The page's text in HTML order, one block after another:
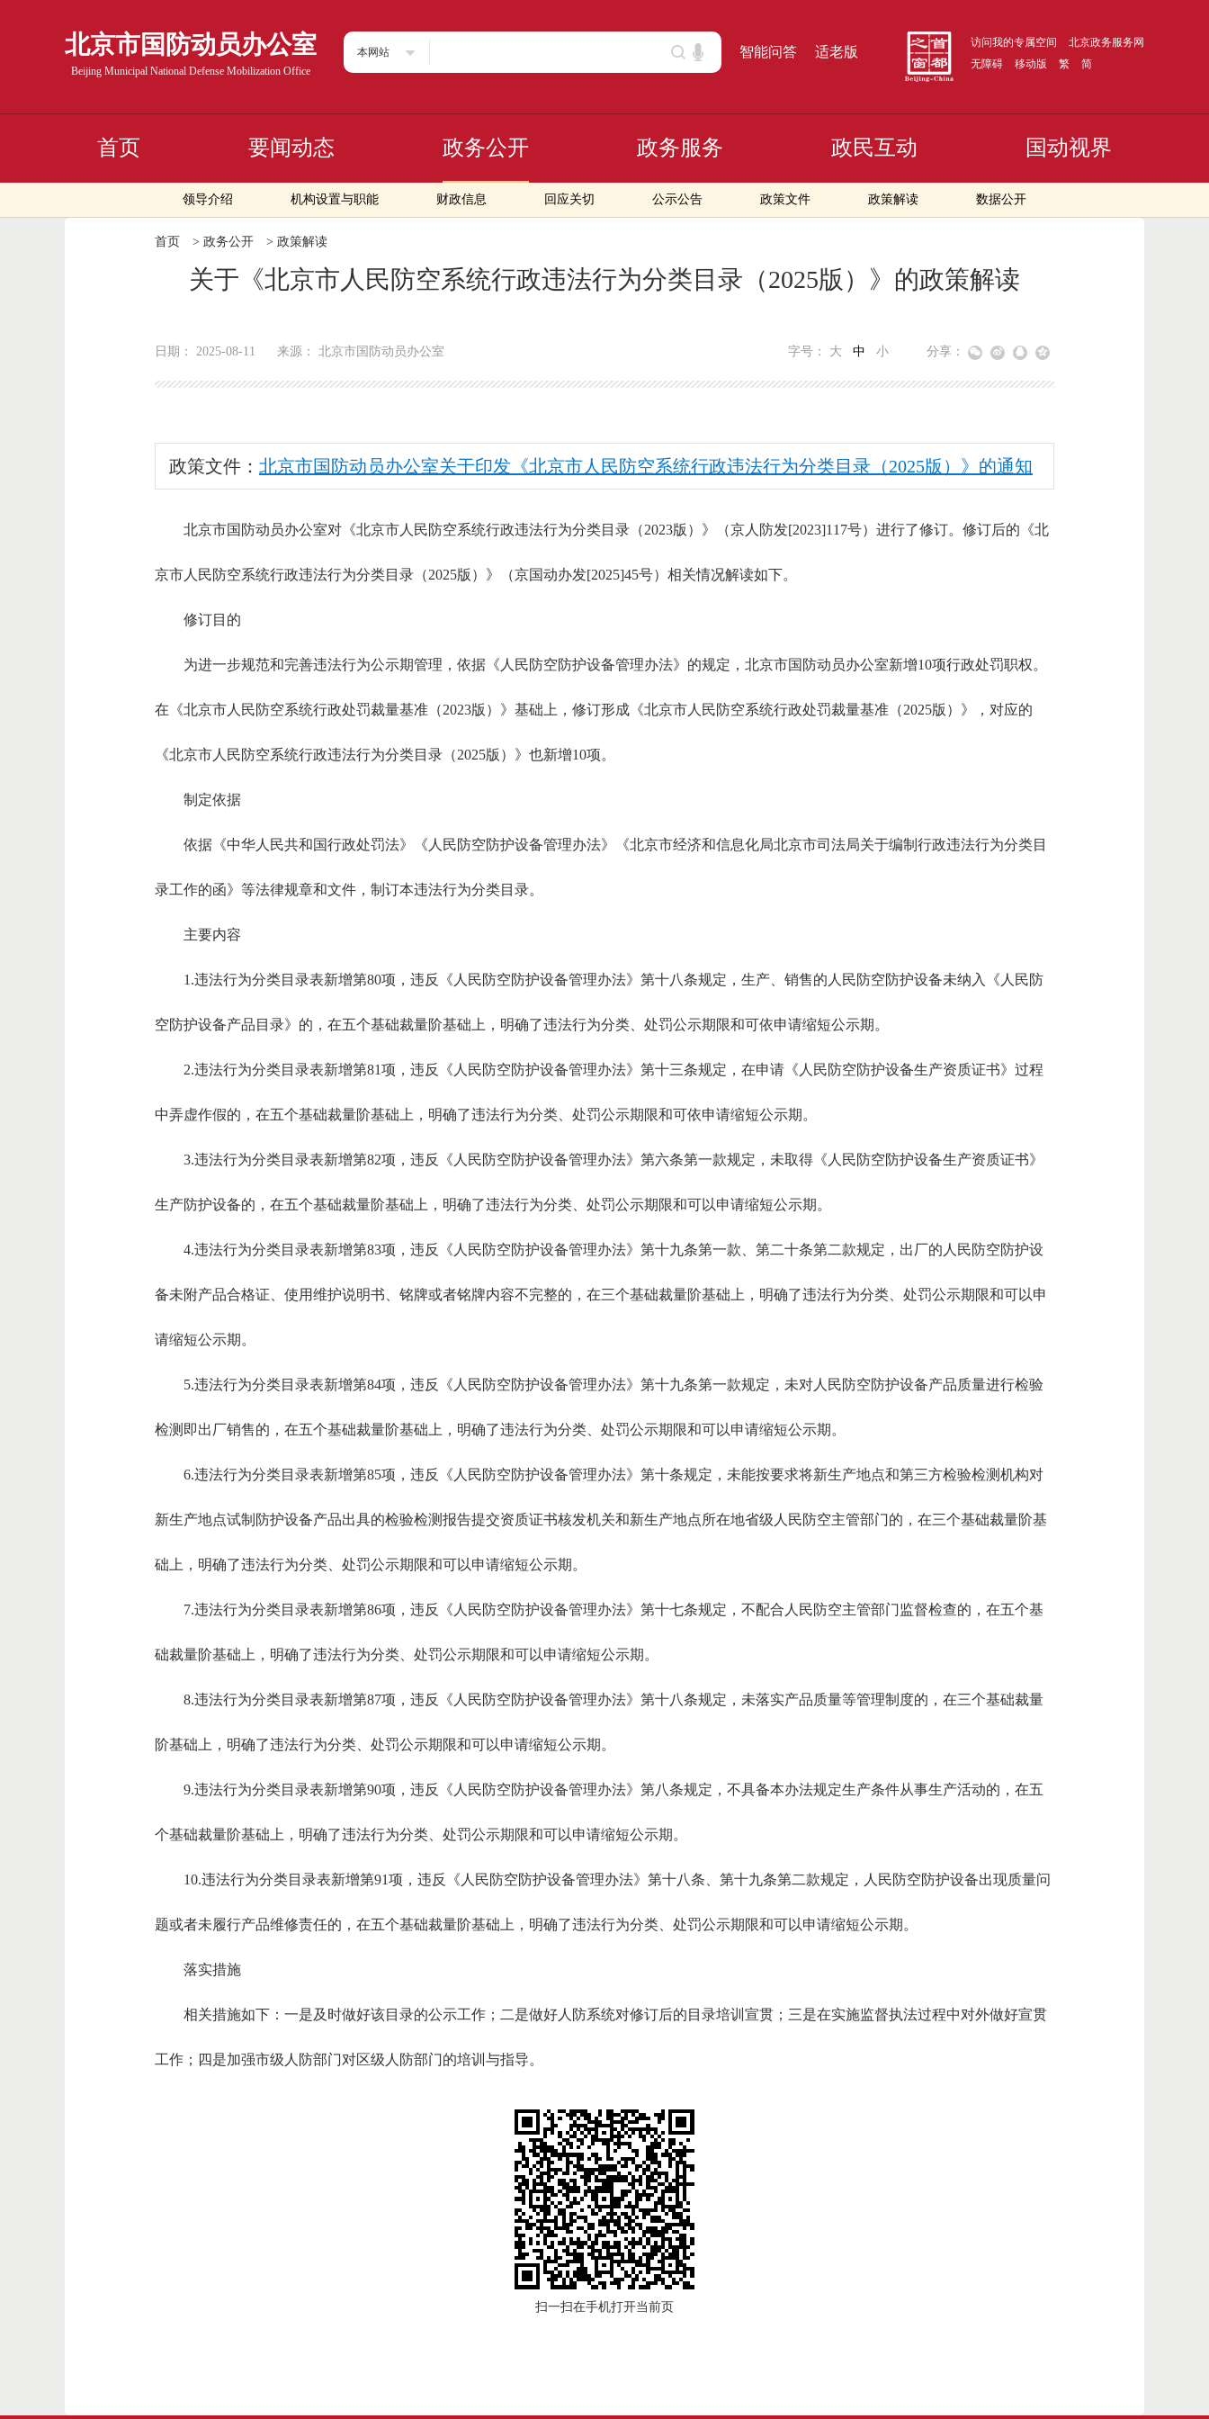
北京市国防动员办公室
Beijing Municipal National Defense Mobilization Office
本网站 智能问答 适老版
访问我的专属空间
北京政务服务网
无障碍
移动版 繁 简
首页 要闻动态 政务公开
领导介绍 机构设置与职能 财政信息 回应关切 公示公告 政策文件 政策解读 数据公开
政务服务 政民互动 国动视界
首页 > 政务公开 > 政策解读
关于《北京市人民防空系统行政违法行为分类目录（2025版）》的政策解读
日期： 2025-08-11 来源： 北京市国防动员办公室 字号： 大 中 小 分享：
政策文件： 北京市国防动员办公室关于印发《北京市人民防空系统行政违法行为分类目录（2025版）》的通知
北京市国防动员办公室对《北京市人民防空系统行政违法行为分类目录（2023版）》（京人防发[2023]117号）进行了修订。修订后的《北
京市人民防空系统行政违法行为分类目录（2025版）》（京国动办发[2025]45号）相关情况解读如下。
修订目的
为进一步规范和完善违法行为公示期管理，依据《人民防空防护设备管理办法》的规定，北京市国防动员办公室新增10项行政处罚职权。
在《北京市人民防空系统行政处罚裁量基准（2023版）》基础上，修订形成《北京市人民防空系统行政处罚裁量基准（2025版）》，对应的
《北京市人民防空系统行政违法行为分类目录（2025版）》也新增10项。
制定依据
依据《中华人民共和国行政处罚法》《人民防空防护设备管理办法》《北京市经济和信息化局北京市司法局关于编制行政违法行为分类目
录工作的函》等法律规章和文件，制订本违法行为分类目录。
主要内容
1.违法行为分类目录表新增第80项，违反《人民防空防护设备管理办法》第十八条规定，生产、销售的人民防空防护设备未纳入《人民防
空防护设备产品目录》的，在五个基础裁量阶基础上，明确了违法行为分类、处罚公示期限和可依申请缩短公示期。
2.违法行为分类目录表新增第81项，违反《人民防空防护设备管理办法》第十三条规定，在申请《人民防空防护设备生产资质证书》过程
中弄虚作假的，在五个基础裁量阶基础上，明确了违法行为分类、处罚公示期限和可依申请缩短公示期。
3.违法行为分类目录表新增第82项，违反《人民防空防护设备管理办法》第六条第一款规定，未取得《人民防空防护设备生产资质证书》
生产防护设备的，在五个基础裁量阶基础上，明确了违法行为分类、处罚公示期限和可以申请缩短公示期。
4.违法行为分类目录表新增第83项，违反《人民防空防护设备管理办法》第十九条第一款、第二十条第二款规定，出厂的人民防空防护设
备未附产品合格证、使用维护说明书、铭牌或者铭牌内容不完整的，在三个基础裁量阶基础上，明确了违法行为分类、处罚公示期限和可以申
请缩短公示期。
5.违法行为分类目录表新增第84项，违反《人民防空防护设备管理办法》第十九条第一款规定，未对人民防空防护设备产品质量进行检验
检测即出厂销售的，在五个基础裁量阶基础上，明确了违法行为分类、处罚公示期限和可以申请缩短公示期。
6.违法行为分类目录表新增第85项，违反《人民防空防护设备管理办法》第十条规定，未能按要求将新生产地点和第三方检验检测机构对
新生产地点试制防护设备产品出具的检验检测报告提交资质证书核发机关和新生产地点所在地省级人民防空主管部门的，在三个基础裁量阶基
础上，明确了违法行为分类、处罚公示期限和可以申请缩短公示期。
7.违法行为分类目录表新增第86项，违反《人民防空防护设备管理办法》第十七条规定，不配合人民防空主管部门监督检查的，在五个基
础裁量阶基础上，明确了违法行为分类、处罚公示期限和可以申请缩短公示期。
8.违法行为分类目录表新增第87项，违反《人民防空防护设备管理办法》第十八条规定，未落实产品质量等管理制度的，在三个基础裁量
阶基础上，明确了违法行为分类、处罚公示期限和可以申请缩短公示期。
9.违法行为分类目录表新增第90项，违反《人民防空防护设备管理办法》第八条规定，不具备本办法规定生产条件从事生产活动的，在五
个基础裁量阶基础上，明确了违法行为分类、处罚公示期限和可以申请缩短公示期。
10.违法行为分类目录表新增第91项，违反《人民防空防护设备管理办法》第十八条、第十九条第二款规定，人民防空防护设备出现质量问
题或者未履行产品维修责任的，在五个基础裁量阶基础上，明确了违法行为分类、处罚公示期限和可以申请缩短公示期。
落实措施
相关措施如下：一是及时做好该目录的公示工作；二是做好人防系统对修订后的目录培训宣贯；三是在实施监督执法过程中对外做好宣贯
工作；四是加强市级人防部门对区级人防部门的培训与指导。
扫一扫在手机打开当前页